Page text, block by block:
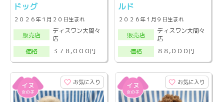
ドッグ
２０２６年１月２０日生まれ
販売店
ディスワン大間々
店
価格
３７８,０００円
ルド
２０２６年１月９日生まれ
販売店
ディスワン大間々
店
価格
８８,０００円
お気に入り お気に入り